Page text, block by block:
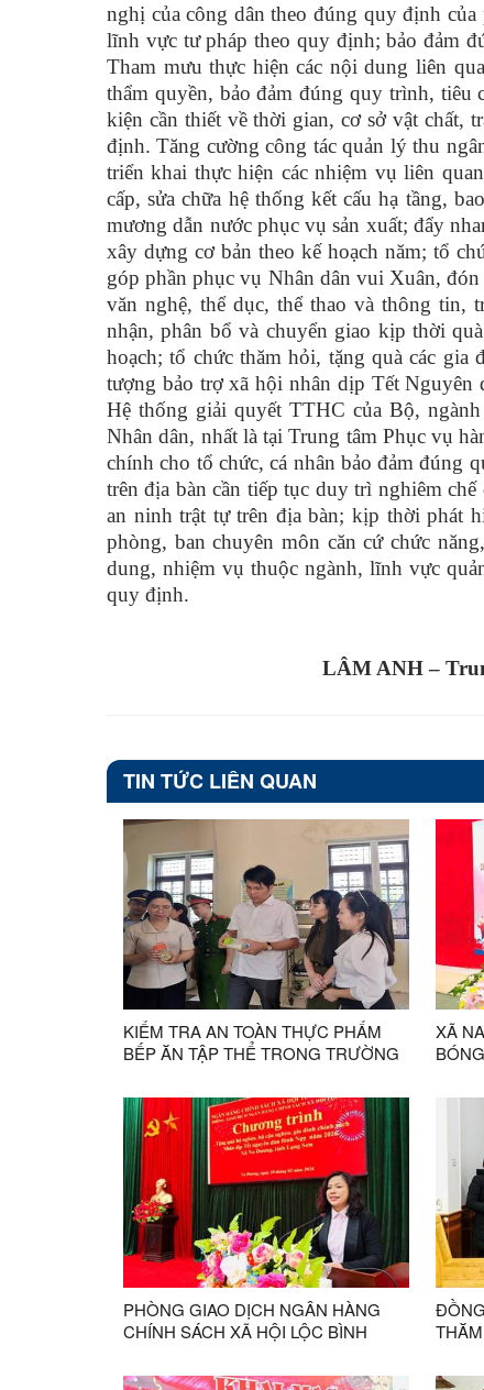
nghị của công dân theo đúng quy định
lĩnh vực tư pháp theo quy định; bảo đảm
Tham mưu thực hiện các nội dung liên
thẩm quyền, bảo đảm đúng quy trình, tiêu
kiện cần thiết về thời gian, cơ sở vật chất,
định. Tăng cường công tác quản lý thu
triển khai thực hiện các nhiệm vụ liên
cấp, sửa chữa hệ thống kết cấu hạ tầng,
mương dẫn nước phục vụ sản xuất; đẩy
xây dựng cơ bản theo kế hoạch năm; tổ
góp phần phục vụ Nhân dân vui Xuân,
văn nghệ, thể dục, thể thao và thông tin,
nhận, phân bổ và chuyển giao kịp thời
hoạch; tổ chức thăm hỏi, tặng quà các gia
tượng bảo trợ xã hội nhân dịp Tết
Hệ thống giải quyết TTHC của Bộ,
Nhân dân, nhất là tại Trung tâm Phục vụ
chính cho tổ chức, cá nhân bảo đảm đúng
trên địa bàn cần tiếp tục duy trì nghiêm
an ninh trật tự trên địa bàn; kịp thời phát
phòng, ban chuyên môn căn cứ chức
dung, nhiệm vụ thuộc ngành, lĩnh vực
quy định.
LÂM ANH –
TIN TỨC LIÊN QUAN
KIỂM TRA AN TOÀN THỰC PHẨM
BẾP ĂN TẬP THỂ TRONG TRƯỜNG
XÃ
PHÒNG GIAO DỊCH NGÂN HÀNG
CHÍNH SÁCH XÃ HỘI LỘC BÌNH
XÃ NA DƯƠNG
THĂM,